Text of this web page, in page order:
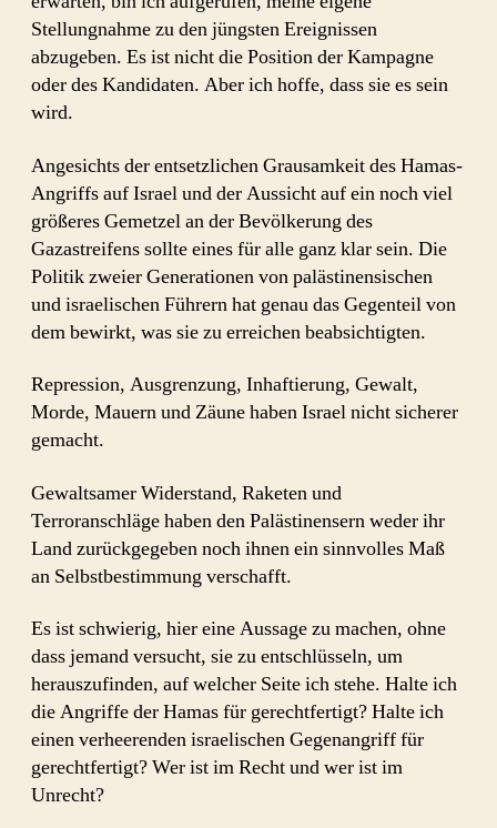
Stellungnahme zu den jüngsten Ereignissen
abzugeben. Es ist nicht die Position der Kampagne
oder des Kandidaten. Aber ich hoffe, dass sie es sein
wird.
Angesichts der entsetzlichen Grausamkeit des Hamas-
Angriffs auf Israel und der Aussicht auf ein noch viel
größeres Gemetzel an der Bevölkerung des
Gazastreifens sollte eines für alle ganz klar sein. Die
Politik zweier Generationen von palästinensischen
und israelischen Führern hat genau das Gegenteil von
dem bewirkt, was sie zu erreichen beabsichtigten.
Repression, Ausgrenzung, Inhaftierung, Gewalt,
Morde, Mauern und Zäune haben Israel nicht sicherer
gemacht.
Gewaltsamer Widerstand, Raketen und
Terroranschläge haben den Palästinensern weder ihr
Land zurückgegeben noch ihnen ein sinnvolles Maß
an Selbstbestimmung verschafft.
Es ist schwierig, hier eine Aussage zu machen, ohne
dass jemand versucht, sie zu entschlüsseln, um
herauszufinden, auf welcher Seite ich stehe. Halte ich
die Angriffe der Hamas für gerechtfertigt? Halte ich
einen verheerenden israelischen Gegenangriff für
gerechtfertigt? Wer ist im Recht und wer ist im
Unrecht?